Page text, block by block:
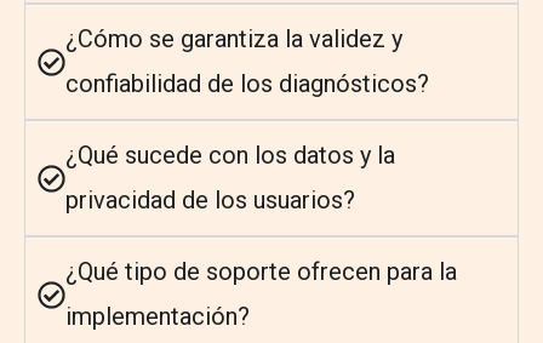
¿Cómo se garantiza la validez y
confiabilidad de los diagnósticos?
¿Qué sucede con los datos y la
privacidad de los usuarios?
¿Qué tipo de soporte ofrecen para la
implementación?